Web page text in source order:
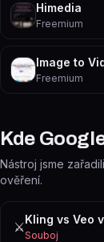
Himedia
Freemium
Image to
Freemium
Kde
Nástroj jsme
ověření.
⚔️Kling vs Veo
Souboj